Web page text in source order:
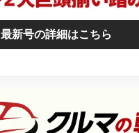
最新号の詳細はこちら